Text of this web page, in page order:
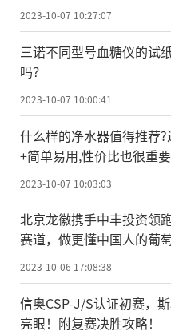
2023-10-07 10:27:07
三诺不同型号血糖仪的试
吗？
2023-10-07 10:00:41
什么样的净水器值得推荐
+简单易用,性价比也很重
2023-10-07 10:03:03
北京龙徽携手中丰投资领
赛道，做更懂中国人的葡
2023-10-06 17:08:38
信奥CSP-J/S认证初赛，
亮眼！附复赛决胜攻略！